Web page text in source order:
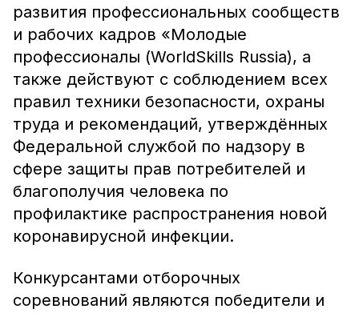
развития профессиональных сообществ
и рабочих кадров «Молодые
профессионалы (WorldSkills Russia), а
также действуют с соблюдением всех
правил техники безопасности, охраны
труда и рекомендаций, утверждённых
Федеральной службой по надзору в
сфере защиты прав потребителей и
благополучия человека по
профилактике распространения новой
коронавирусной инфекции.
Конкурсантами отборочных
соревнований являются победители и